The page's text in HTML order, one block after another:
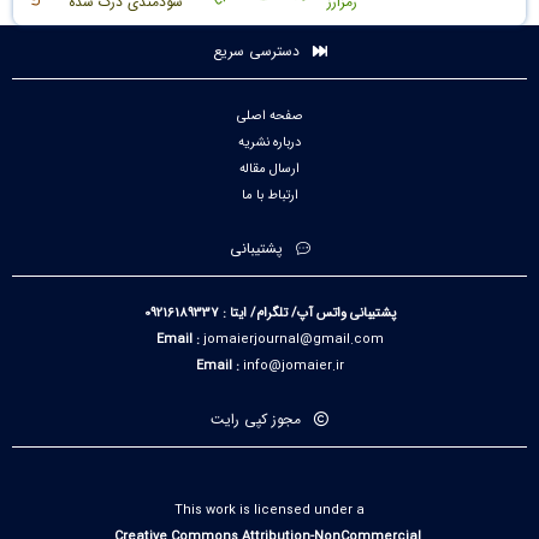
دسترسی سریع
صفحه اصلی
درباره نشریه
ارسال مقاله
ارتباط با ما
پشتیبانی
پشتیبانی واتس آپ/ تلگرام/ ایتا : 09216189337
Email :jomaierjournal@gmail.com
Email :info@jomaier.ir
مجوز کپی رایت
This work is licensed under a